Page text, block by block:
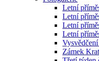
Letní
Letní
Letní
Letní
Zámek